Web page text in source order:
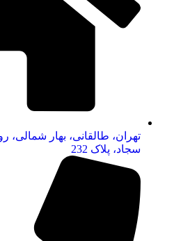
تهران، طالقانی، بهار شمالی،
سجاد، پلاک 232